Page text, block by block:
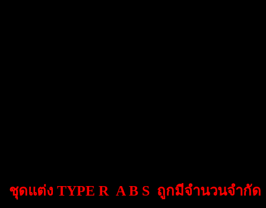
ชุดแต่ง TYPE R A B S ถูกมีจำนวนจำกัด